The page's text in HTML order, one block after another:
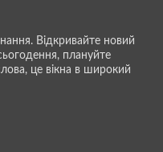
Відкривайте новий
плануйте
це вікна в широкий